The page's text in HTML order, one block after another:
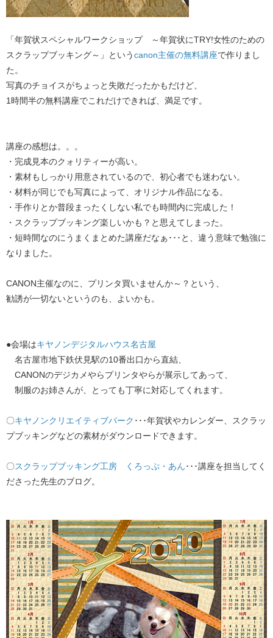
「年賀状スペシャルワークショップ ～年賀状にTRY!女性のための
スクラップブッキング～」というcanon主催の無料講座で作りまし
た。
写真のチョイスがちょっと失敗だったかもだけど、
1時間半の無料講座でこれだけできれば、満足です。
講座の感想は。。。
・完成見本のクォリティーが高い。
・素材もしっかり用意されているので、初心者でも迷わない。
・材料が同じでも写真によって、オリジナル作品になる。
・手作りとか普段まったくしない私でも時間内に完成した！
・スクラップブッキング楽しいかも？と思えてしまった。
・短時間なのにうまくまとめた講座だなぁ･･･と、違う意味で勉強に
なりました。
CANON主催なのに、プリンタ買いませんか～？という、
勧誘が一切ないというのも、よいかも。
●会場はキヤノンデジタルハウス名古屋
名古屋市地下鉄伏見駅の10番出口から直結、
CANONのデジカメやらプリンタやらが展示してあって、
制服のお姉さんが、とっても丁寧に対応してくれます。
〇キヤノンクリエイティブパーク ･･･年賀状やカレンダー、スクラッ
プブッキングなどの素材がダウンロードできます。
〇スクラップブッキング工房 くろっぷ・あん･･･講座を担当してく
ださった先生のブログ。